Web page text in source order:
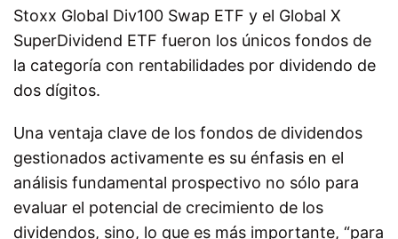
Stoxx Global Div100 Swap ETF y el Global X
SuperDividend ETF fueron los únicos fondos de
la categoría con rentabilidades por dividendo de
dos dígitos.
Una ventaja clave de los fondos de dividendos
gestionados activamente es su énfasis en el
análisis fundamental prospectivo no sólo para
evaluar el potencial de crecimiento de los
dividendos, sino, lo que es más importante, “para